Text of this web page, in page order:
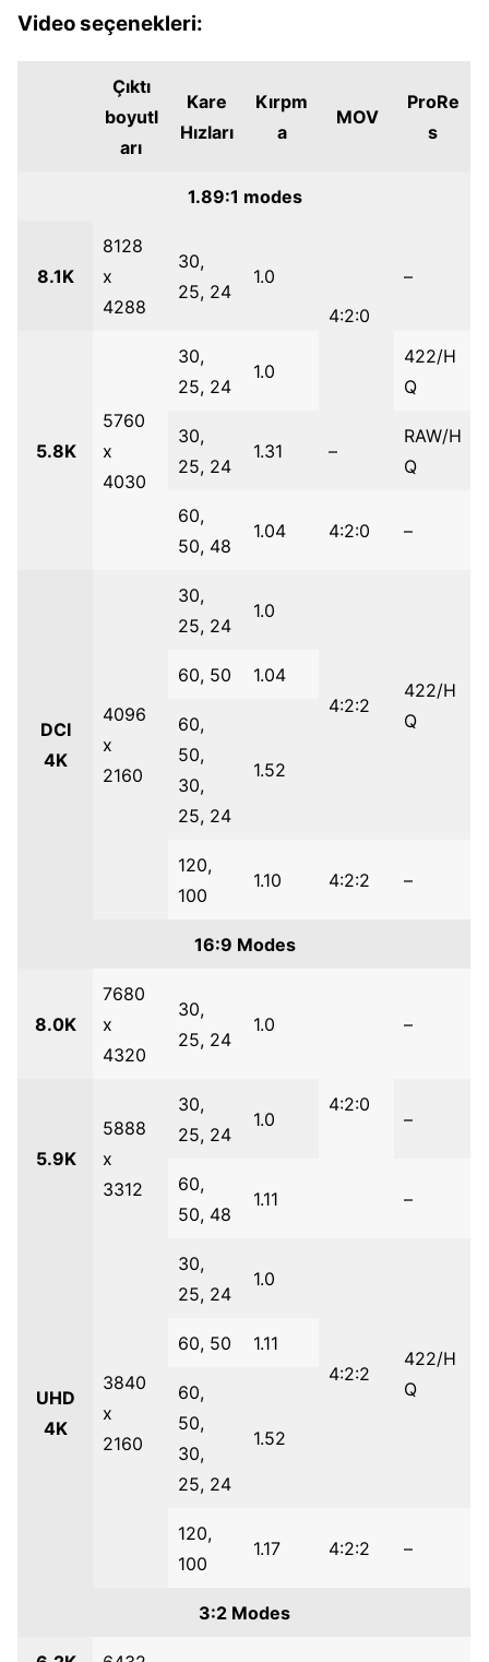
Video seçenekleri:
Çıktı
boyutl
arı
Kare
Hızları
Kırpm
a
MOV
ProRe
s
1.89:1 modes
8.1K
8128
x
4288
30,
25, 24
1.0
4:2:0
–
5.8K
5760
x
4030
30,
25, 24
1.0
422/H
Q
30,
25, 24
1.31 –
RAW/H
Q
60,
50, 48
1.04 4:2:0 –
DCI
4K
4096
x
2160
30,
25, 24
1.0
4:2:2
422/H
Q
60, 50 1.04
60,
50,
30,
25, 24
1.52
120,
100
1.10 4:2:2 –
16:9 Modes
8.0K
7680
x
4320
30,
25, 24
1.0
4:2:0
–
5.9K
5888
x
3312
30,
25, 24
1.0 –
60,
50, 48
1.11 –
UHD
4K
3840
x
2160
30,
25, 24
1.0
4:2:2
422/H
Q
60, 50 1.11
60,
50,
30,
25, 24
1.52
120,
100
1.17 4:2:2 –
3:2 Modes